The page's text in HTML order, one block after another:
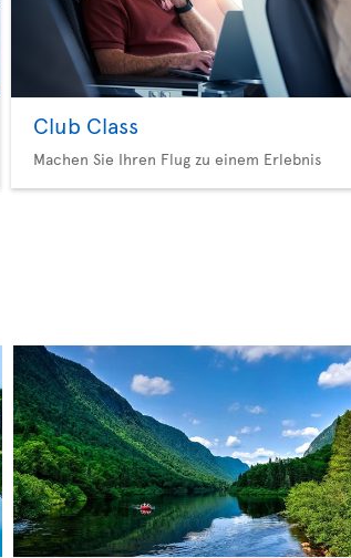
Club Class
Machen Sie Ihren Flug zu einem Erlebnis